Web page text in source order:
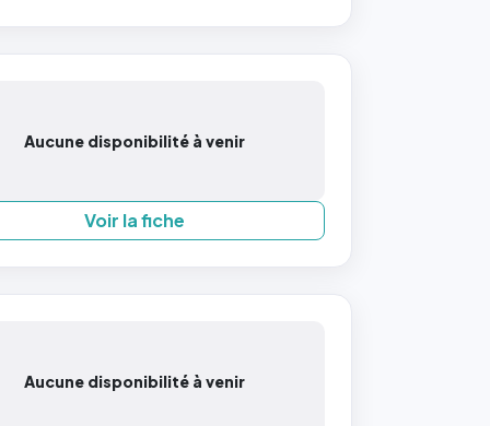
Aucune disponibilité à venir
Voir la fiche
Aucune disponibilité à venir